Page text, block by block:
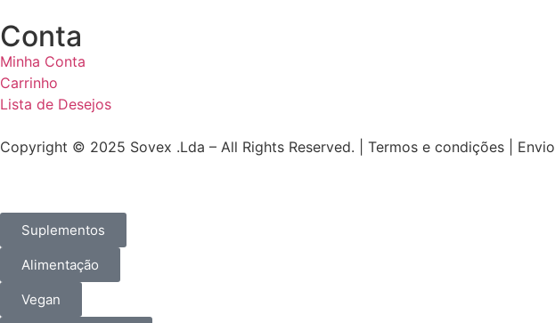
Conta
Minha Conta
Carrinho
Lista de Desejos
Copyright © 2025 Sovex .Lda – All Rights Reserved. | Termos e condições | Envio
Suplementos
Alimentação
Vegan